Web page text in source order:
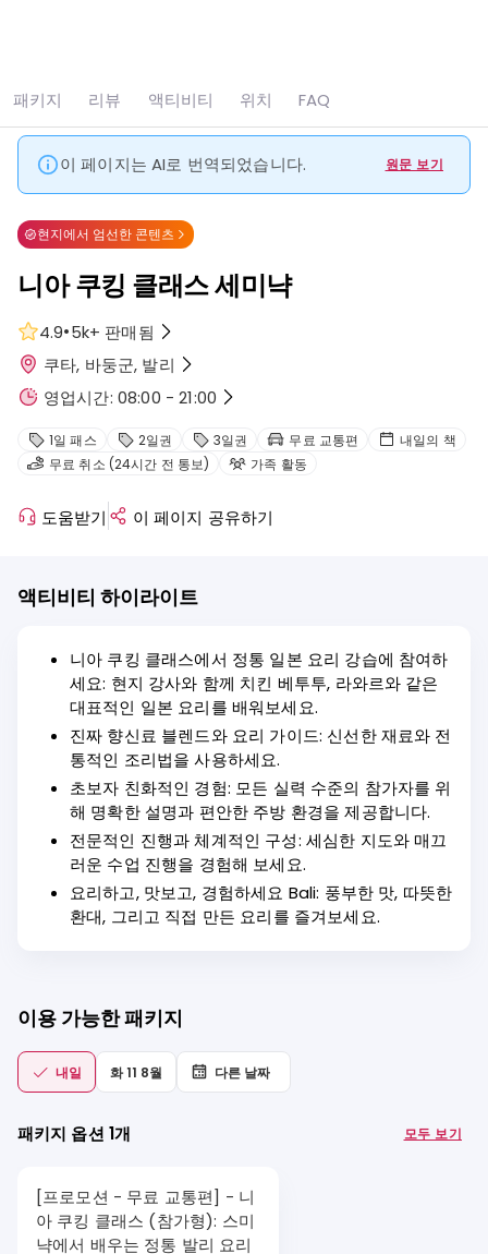
홈 Seminyak 니아 쿠킹 클래스 세미냑
이 페이지는 AI로 번역되었습니다. 원문 보기
패키지 리뷰 액티비티 위치 FAQ
현지에서 엄선한 콘텐츠
니아 쿠킹 클래스 세미냑
4.9•5k+ 판매됨
쿠타, 바둥군, 발리
영업시간: 08:00 - 21:00
1일 패스 2일권 3일권 무료 교통편
내일의 책
무료 취소 (24시간 전 통보)
가족 활동
도움받기 이 페이지 공유하기
액티비티 하이라이트
니아 쿠킹 클래스에서 정통 일본 요리 강습에 참여하
세요: 현지 강사와 함께 치킨 베투투, 라와르와 같은
대표적인 일본 요리를 배워보세요.
진짜 향신료 블렌드와 요리 가이드: 신선한 재료와 전
통적인 조리법을 사용하세요.
초보자 친화적인 경험: 모든 실력 수준의 참가자를 위
해 명확한 설명과 편안한 주방 환경을 제공합니다.
전문적인 진행과 체계적인 구성: 세심한 지도와 매끄
러운 수업 진행을 경험해 보세요.
요리하고, 맛보고, 경험하세요 Bali: 풍부한 맛, 따뜻한
환대, 그리고 직접 만든 요리를 즐겨보세요.
이용 가능한 패키지
내일 화 11 8월 다른 날짜
패키지 옵션 1개 모두 보기
[프로모션 - 무료 교통편] - 니
아 쿠킹 클래스 (참가형): 스미
냑에서 배우는 정통 발리 요리